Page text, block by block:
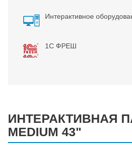
Интерактивное
1С ФРЕШ
ИНТЕРАКТИВНАЯ
MEDIUM 43"